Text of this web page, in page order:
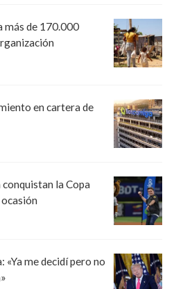
más de 170.000
en cartera de
la Copa
«Ya me decidí pero no